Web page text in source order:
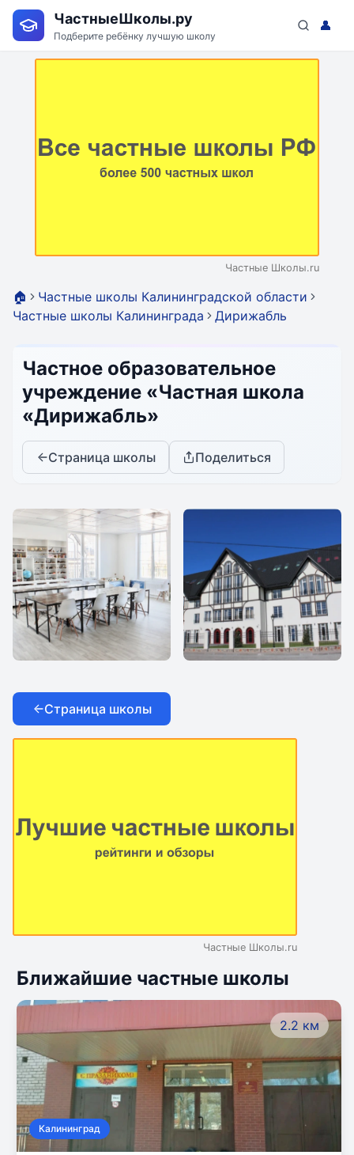
ЧастныеШколы.ру
Подберите ребёнку лучшую школу
👤
Частные Школы.ru
🏠
Частные школы Калининградской области
Частные школы Калининграда
Дирижабль
Частное образовательное
учреждение «Частная школа
«Дирижабль»
Страница школы Поделиться
Страница школы
Частные Школы.ru
Ближайшие частные школы
2.2 км
Калининград